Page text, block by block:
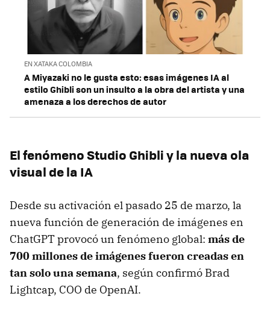
EN XATAKA COLOMBIA
A Miyazaki no le gusta esto: esas imágenes IA al
estilo Ghibli son un insulto a la obra del artista y una
amenaza a los derechos de autor
El fenómeno Studio Ghibli y la nueva ola
visual de la IA
Desde su activación el pasado 25 de marzo, la
nueva función de generación de imágenes en
ChatGPT provocó un fenómeno global: más de
700 millones de imágenes fueron creadas en
tan solo una semana, según confirmó Brad
Lightcap, COO de OpenAI.